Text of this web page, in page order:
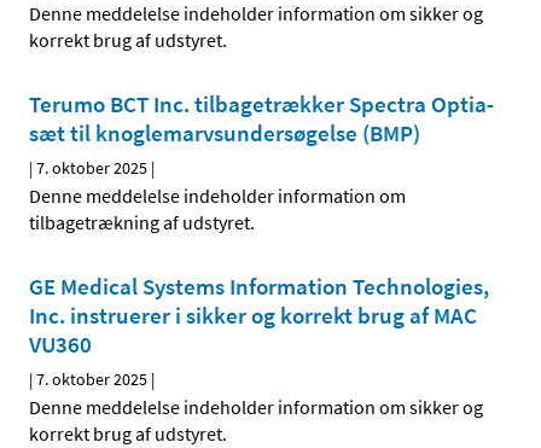
Denne meddelelse indeholder information om sikker og
korrekt brug af udstyret.
Terumo BCT Inc. tilbagetrækker Spectra Optia-
sæt til knoglemarvsundersøgelse (BMP)
|7. oktober 2025 |
Denne meddelelse indeholder information om
tilbagetrækning af udstyret.
GE Medical Systems Information Technologies,
Inc. instruerer i sikker og korrekt brug af MAC
VU360
|7. oktober 2025 |
Denne meddelelse indeholder information om sikker og
korrekt brug af udstyret.